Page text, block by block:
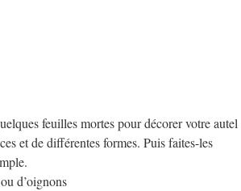
feuilles mortes pour décorer votre autel
et de différentes formes. Puis faites-les
d’oignons